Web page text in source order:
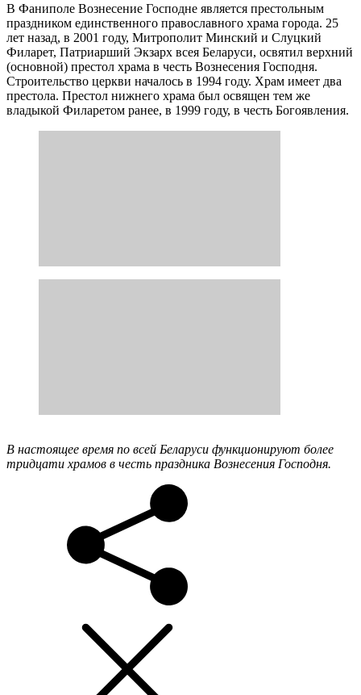
В Фаниполе Вознесение Господне является престольным
праздником единственного православного храма города. 25
лет назад, в 2001 году, Митрополит Минский и Слуцкий
Филарет, Патриарший Экзарх всея Беларуси, освятил верхний
(основной) престол храма в честь Вознесения Господня.
Строительство церкви началось в 1994 году. Храм имеет два
престола. Престол нижнего храма был освящен тем же
владыкой Филаретом ранее, в 1999 году, в честь Богоявления.
В настоящее время по всей Беларуси функционируют более
тридцати храмов в честь праздника Вознесения Господня.